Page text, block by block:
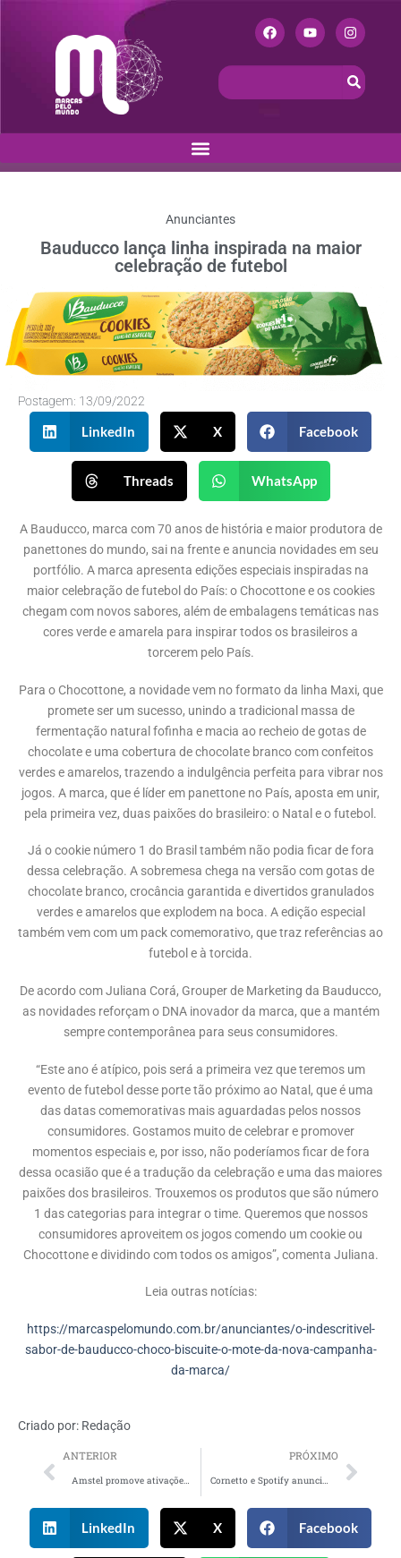
Anunciantes
Bauducco lança linha inspirada na maior
celebração de futebol
Postagem: 13/09/2022
LinkedIn X Facebook
Threads WhatsApp
A Bauducco, marca com 70 anos de história e maior produtora de
panettones do mundo, sai na frente e anuncia novidades em seu
portfólio. A marca apresenta edições especiais inspiradas na
maior celebração de futebol do País: o Chocottone e os cookies
chegam com novos sabores, além de embalagens temáticas nas
cores verde e amarela para inspirar todos os brasileiros a
torcerem pelo País.
Para o Chocottone, a novidade vem no formato da linha Maxi, que
promete ser um sucesso, unindo a tradicional massa de
fermentação natural fofinha e macia ao recheio de gotas de
chocolate e uma cobertura de chocolate branco com confeitos
verdes e amarelos, trazendo a indulgência perfeita para vibrar nos
jogos. A marca, que é líder em panettone no País, aposta em unir,
pela primeira vez, duas paixões do brasileiro: o Natal e o futebol.
Já o cookie número 1 do Brasil também não podia ficar de fora
dessa celebração. A sobremesa chega na versão com gotas de
chocolate branco, crocância garantida e divertidos granulados
verdes e amarelos que explodem na boca. A edição especial
também vem com um pack comemorativo, que traz referências ao
futebol e à torcida.
De acordo com Juliana Corá, Grouper de Marketing da Bauducco,
as novidades reforçam o DNA inovador da marca, que a mantém
sempre contemporânea para seus consumidores.
“Este ano é atípico, pois será a primeira vez que teremos um
evento de futebol desse porte tão próximo ao Natal, que é uma
das datas comemorativas mais aguardadas pelos nossos
consumidores. Gostamos muito de celebrar e promover
momentos especiais e, por isso, não poderíamos ficar de fora
dessa ocasião que é a tradução da celebração e uma das maiores
paixões dos brasileiros. Trouxemos os produtos que são número
1 das categorias para integrar o time. Queremos que nossos
consumidores aproveitem os jogos comendo um cookie ou
Chocottone e dividindo com todos os amigos”, comenta Juliana.
Leia outras notícias:
https://marcaspelomundo.com.br/anunciantes/o-indescritivel-
sabor-de-bauducco-choco-biscuite-o-mote-da-nova-campanha-
da-marca/
Criado por: Redação
ANTERIOR
Amstel promove ativações dentro do Coala Festival
PRÓXIMO
Cornetto e Spotify anunciam parceria com lançamento de sorvete exclusivo
LinkedIn X Facebook